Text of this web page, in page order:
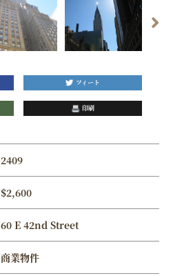
ツィート
印刷
2409
$2,600
60 E 42nd Street
商業物件